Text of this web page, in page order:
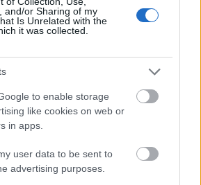
and/or Sharing of my
Is Unrelated with the
it was collected.
to enable storage
like cookies on web or
in apps.
user data to be sent to
advertising purposes.
alatt is. A folyamatosan online
a mentális
magunknak korlátokat
magadnak naponta egy órát,
a telefonodat, és
az esetek nagy részében
Amultitasking